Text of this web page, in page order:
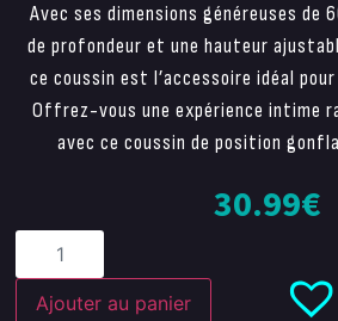
Avec ses dimensions généreuses de
de profondeur et une hauteur
ce coussin est l’accessoire idéal
Offrez-vous une expérience intime
avec ce coussin de position
30.99€
Ajouter au panier